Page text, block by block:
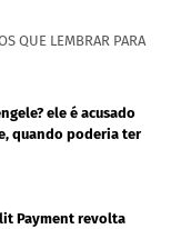
QUE LEMBRAR PARA
ele é acusado
quando poderia ter
Payment revolta